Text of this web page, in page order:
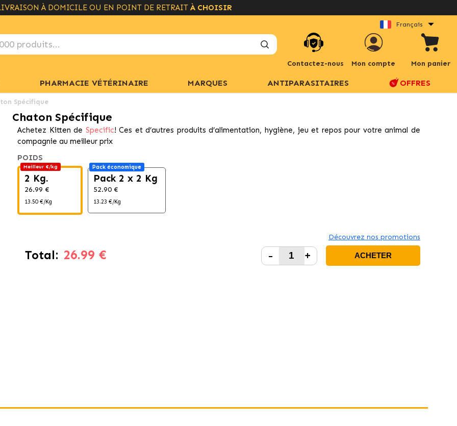
LIVRAISON GRATUITE À PARTIR DE 49€+ INFO
Français
Contactez-nous Mon compte Mon panier
PHARMACIE VÉTÉRINAIRE MARQUES ANTIPARASITAIRES OFFRES
Spécifique
Chaton Spécifique
Achetez Kitten de Specific! Ces et d’autres produits d’alimentation, hygiène, jeu et repos pour votre animal de
compagnie au meilleur prix
POIDS
Meilleur €/kg
2 Kg.
26.99 €
13.50 €/Kg
Pack économique
Pack 2 x 2 Kg
52.90 €
13.23 €/Kg
Découvrez nos promotions
Total: 26.99 € - + ACHETER